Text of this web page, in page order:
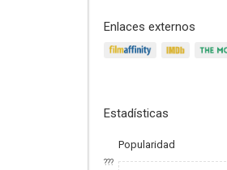
Enlaces externos
Estadísticas
Popularidad
???